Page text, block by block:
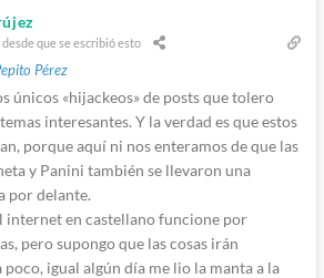
que se escribió esto
Pérez
únicos «hijackeos» de posts que tolero
interesantes. Y la verdad es que estos
porque aquí ni nos enteramos de que las
y Panini también se llevaron una
por delante.
internet en castellano funcione por
pero supongo que las cosas irán
igual algún día me lio la manta a la